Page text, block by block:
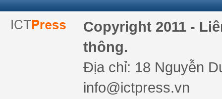
Copyright 2011 -
thông.
Địa chỉ: 18 Nguyễn
info@ictpress.vn